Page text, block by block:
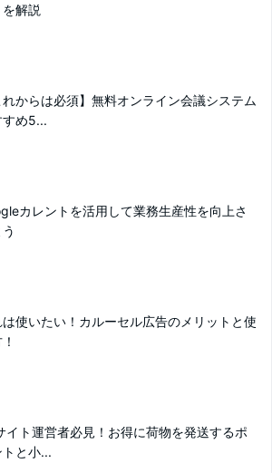
を解説
れからは必須】無料オンライン会議システム
すめ5...
カレントを活用して業務生産性を向上さ
は使いたい！カルーセル広告のメリットと使
イト運営者必見！お得に荷物を発送するポ
トと小...